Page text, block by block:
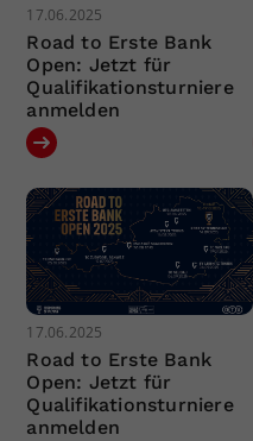
17.06.2025
Road to Erste Bank
Open: Jetzt für
Qualifikationsturniere
anmelden
17.06.2025
Road to Erste Bank
Open: Jetzt für
Qualifikationsturniere
anmelden